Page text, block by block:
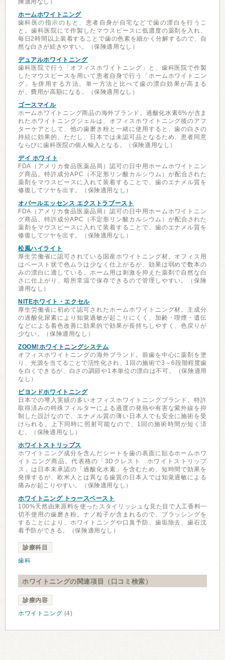
険適用なし）
ホームホワイトニング
歯科医の指示のもと、患者自身が自宅などで歯の漂白を行うこ
と。歯科医院にて作製したマウスピースに低濃度の薬剤を入れ、
毎日2時間以上装着することで歯の色素を細かく分解するので、自
然な白さが続きやすい。（保険適用なし）
デュアルホワイトニング
歯科医院で行う「オフィスホワイトニング」と、歯科医院で作製
したマウスピースを用いて患者自身で行う「ホームホワイトニン
グ」を併用する方法。単一方法と比べて歯の漂白効果が高まる
が、費用が高額になる。（保険適用なし）
ゴースマイル
ホームホワイトニング商品の海外ブランド。過酸化水素6%が含ま
れたホワイトニングジェルは、オフィスホワイトニング後のアフ
ターケアとして、他の歯磨き粉と一緒に使用すると、歯の白さの
持続に効果的。ただし、日本では未認可品となるため、患者同意
ならびに歯科医院の個人輸入となる。（保険適用なし）
デイ ホワイト
FDA（アメリカ食品医薬品局）認可の日中用ホームホワイトニン
グ商品。特許成分APC（不定形リン酸カルシウム）が配合された
薬剤をマウスピースに入れて装着することで、歯のエナメル質を
修復してツヤを出す。（保険適用なし）
オパールエッセンス エクストラブースト
FDA（アメリカ食品医薬品局）認可の日中用ホームホワイトニン
グ商品。特許成分APC（不定形リン酸カルシウム）が配合された
薬剤をマウスピースに入れて装着することで、歯のエナメル質を
修復してツヤを出す。（保険適用なし）
松風ハイライト
厚生労働省に認可されている国産ホワイトニング材。オフィス用
はペースト状で色ムラは少なく仕上がるが、効果は弱めで数本の
みの漂白に適している。ホーム用は刺激を抑えた薬剤で自然な白
さに仕上がり、暗所常温で保存できるので管理しやすい。（保険
適用なし）
NITEホワイト・エクセル
厚生労働省に初めて認可されたホームホワイトニング材。主成分
の過酸化尿素により知覚過敏が起こりにくく、加齢・喫煙・遺伝
などによる着色改善に効果的で効果が長持ちしやすく、色戻りが
少ない。（保険適用なし）
ZOOM!ホワイトニングシステム
オフィスホワイトニングの海外ブランド。前歯を中心に薬剤を塗
り、光源を当てることで活性化され、1回の施術で3～6段階程度歯
を白くできるが、白さの調節や1本単位の漂白は不可。（保険適用
なし）
ビヨンドホワイトニング
日本での導入実績の多いオフィスホワイトニングブランド。特許
取得済みの特殊フィルターによる過度の発熱や有害な紫外線を抑
制した設計なので、エナメル質の薄い日本人でも安全に施術を受
けられる。上下同時に照射可能なので、1回の施術時間が短く済
む。（保険適用なし）
ホワイトストリップス
ホワイトニング成分を含んだシートを歯の表面に貼るホームホワ
イトニング商品。代表格の「3Dクレスト ホワイトストリップ
ス」は日本未承認の「過酸化水素」を含むため、短時間で効果を
発揮するが、欧米人とは異なる歯質の日本人では知覚過敏による
痛みが起こりやすい。（保険適用なし）
ホワイトニング トゥースペースト
100%天然由来原料を使ったスタイリッシュな見た目で人工香料一
切不使用の歯磨き粉。ナノ粒子が含まれるので、ブラッシングを
することにより、ホワイトニングや口臭予防、歯垢除去、歯石沈
着予防ができる。（保険適用なし）
診療科目
歯科
ホワイトニングの関連項目（口コミ検索）
診療内容
ホワイトニング (4)